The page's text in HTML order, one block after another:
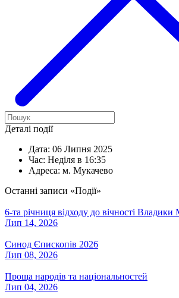
Деталі події
Дата: 06 Липня 2025
Час: Неділя в 16:35
Адреса: м. Мукачево
Останні записи «Події»
6-та річниця відходу до вічності Владики
Лип 14, 2026
Синод Єпископів 2026
Лип 08, 2026
Проща народів та національностей
Лип 04, 2026